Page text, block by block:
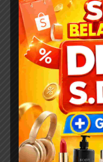
SAINSPEDIA
NABIPEDIA